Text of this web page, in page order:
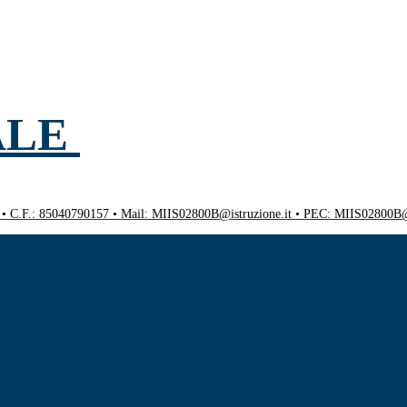
85040790157 • Mail: MIIS02800B@istruzione.it • PEC: